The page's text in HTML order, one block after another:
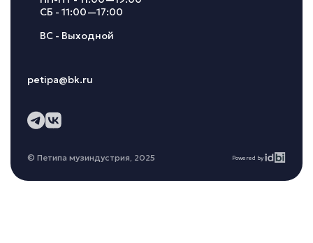
СБ - 11:00—17:00
ВС - Выходной
petipa@bk.ru
© Петипа музиндустрия, 2025 Powered by